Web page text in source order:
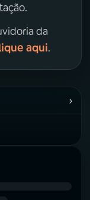
da
aqui.
›